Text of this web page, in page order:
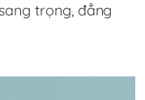
trọng, đẳng